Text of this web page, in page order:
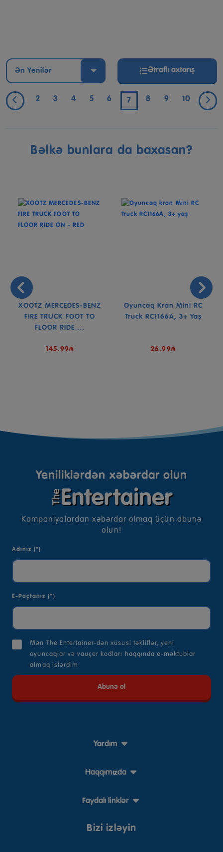
Ən Yenilər Ətraflı axtarış
2 3 4 5 6 7 8 9 10
Bəlkə bunlara da baxasan?
XOOTZ MERCEDES-BENZ
FIRE TRUCK FOOT TO
FLOOR RIDE ...
145.99₼
Oyuncaq Kran Mini RC
Truck RC1166A, 3+ Yaş
26.99₼
Yeniliklərdən xəbərdar olun
Kampaniyalardan xəbərdar olmaq üçün abunə
olun!
Adınız (*)
E-Poçtanız (*)
Mən The Entertainer-dən xüsusi təkliflər, yeni
oyuncaqlar və vauçer kodları haqqında e-məktublar
almaq istərdim
Yardım
Haqqımızda
Faydalı linklər
Bizi izləyin